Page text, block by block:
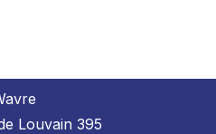
Louvain 395